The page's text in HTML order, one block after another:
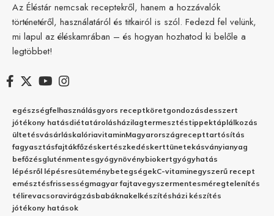
Az Éléstár nemcsak receptekről, hanem a hozzávalók
történetéről, használatáról és titkairól is szól. Fedezd fel velünk,
mi lapul az éléskamrában – és hogyan hozhatod ki belőle a
legtöbbet!
egészségfelhasználásgyors receptköretgondozásdesszert
jótékony hatásdiétatárolásházilagtermesztéstippektáplálkozás
ültetésvásárláskalóriavitaminMagyarországrecepttartósítás
fagyasztásfajtákfőzéskertészkedéskerttünetekásványianyag
befőzésgluténmentesgyógynövénybiokertgyógyhatás
lépésről lépésresüteménybetegségekC-vitaminegyszerű recept
emésztésfrissességmagyar fajtavegyszermentesméregtelenítés
télirevacsoravirágzásbabáknakelkészítésházi készítés
jótékony hatások